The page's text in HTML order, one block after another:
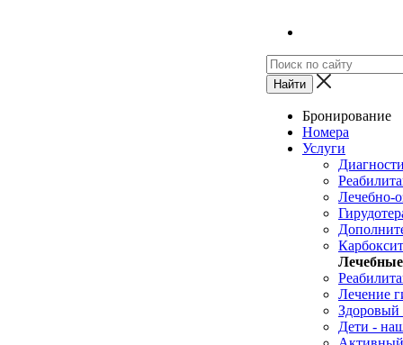
Бронирование
Номера
Услуги
Лечебно-
Лечение
Дети -